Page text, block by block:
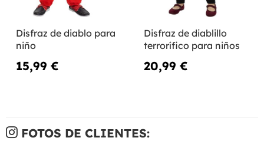
Disfraz de diablo para
niño
15,99 €
Disfraz de diablillo
terrorífico para niños
20,99 €
FOTOS DE CLIENTES: